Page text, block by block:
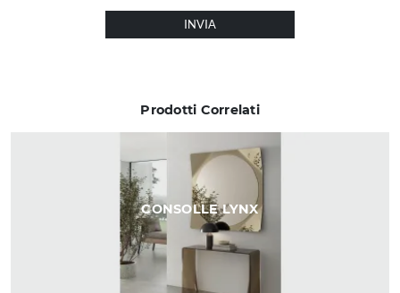
Prodotti Correlati
CONSOLLE LYNX
INVIA